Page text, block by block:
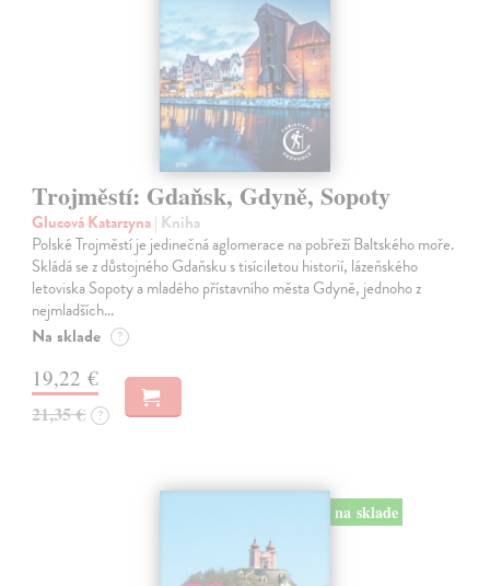
Trojměstí: Gdaňsk, Gdyně, Sopoty
Glucová Katarzyna| Kniha
Polské Trojměstí je jedinečná aglomerace na pobřeží Baltského moře.
Skládá se z důstojného Gdaňsku s tisíciletou historií, lázeňského
letoviska Sopoty a mladého přístavního města Gdyně, jednoho z
nejmladších…
Na sklade ?
19,22 €
21,35 € ?
na sklade